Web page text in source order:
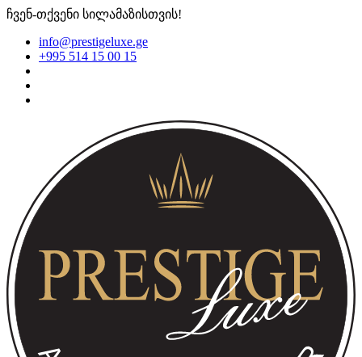
ჩვენ-თქვენი სილამაზისთვის!
info@prestigeluxe.ge
+995 514 15 00 15